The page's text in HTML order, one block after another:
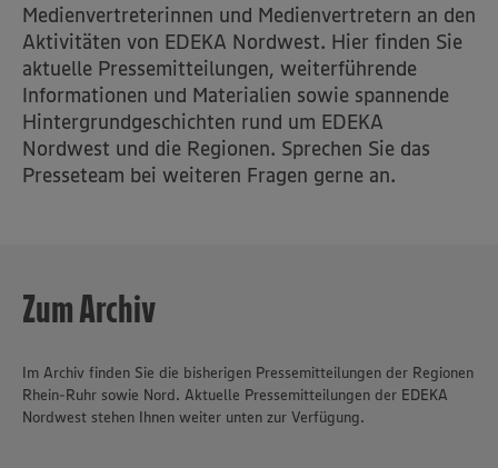
Medienvertreterinnen und Medienvertretern an den
Aktivitäten von EDEKA Nordwest. Hier finden Sie
aktuelle Pressemitteilungen, weiterführende
Informationen und Materialien sowie spannende
Hintergrundgeschichten rund um EDEKA
Nordwest und die Regionen. Sprechen Sie das
Presseteam bei weiteren Fragen gerne an.
Zum Archiv
Im Archiv finden Sie die bisherigen Pressemitteilungen der Regionen
Rhein-Ruhr sowie Nord. Aktuelle Pressemitteilungen der EDEKA
Nordwest stehen Ihnen weiter unten zur Verfügung.